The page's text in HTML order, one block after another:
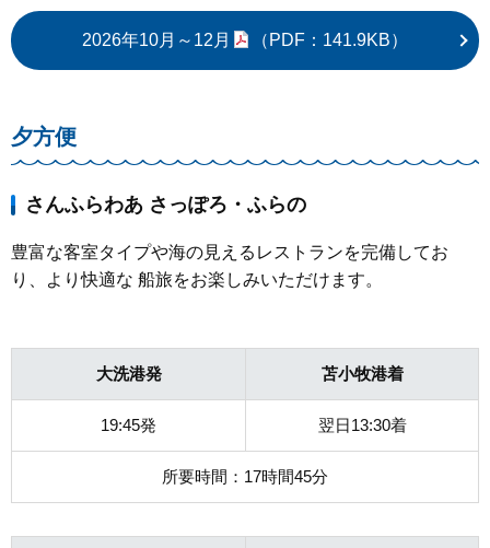
2026年10月～12月 （PDF：141.9KB）
夕方便
さんふらわあ さっぽろ・ふらの
豊富な客室タイプや海の見えるレストランを完備してお
り、より快適な 船旅をお楽しみいただけます。
大洗港発 苫小牧港着
19:45発 翌日13:30着
所要時間：17時間45分